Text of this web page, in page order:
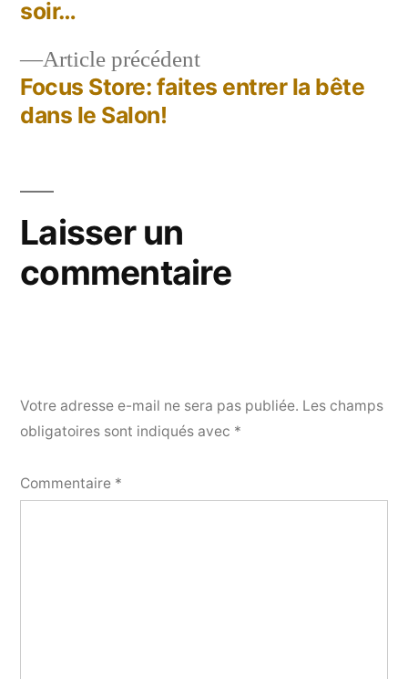
de
l’article
Article précédentArticle
précédent :
Focus Store: faites entrer la bête
dans le Salon!
soir…
Laisser un
commentaire
Votre adresse e-mail ne sera pas publiée. Les champs
obligatoires sont indiqués avec *
Commentaire *